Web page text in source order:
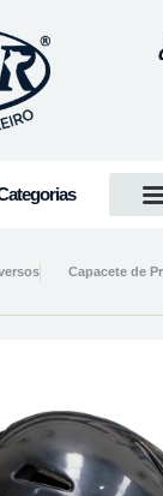
Capacete de